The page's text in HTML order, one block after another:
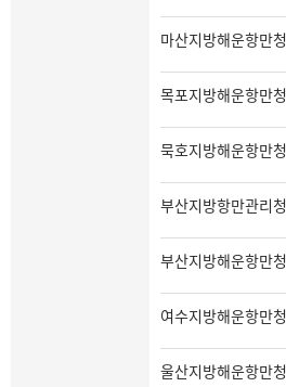
마산지방해운항만청
목포지방해운항만청
묵호지방해운항만청
부산지방항만관리청
부산지방해운항만청
여수지방해운항만청
울산지방해운항만청